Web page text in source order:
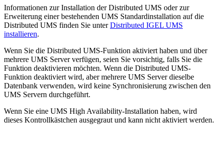
Informationen zur Installation der Distributed UMS oder zur
Erweiterung einer bestehenden UMS Standardinstallation auf die
Distributed UMS finden Sie unterDistributed IGEL UMS
installieren.
Wenn Sie die Distributed UMS-Funktion aktiviert haben und über
mehrere UMS Server verfügen, seien Sie vorsichtig, falls Sie die
Funktion deaktivieren möchten. Wenn die Distributed UMS-
Funktion deaktiviert wird, aber mehrere UMS Server dieselbe
Datenbank verwenden, wird keine Synchronisierung zwischen den
UMS Servern durchgeführt.
Wenn Sie eine UMS High Availability-Installation haben, wird
dieses Kontrollkästchen ausgegraut und kann nicht aktiviert werden.